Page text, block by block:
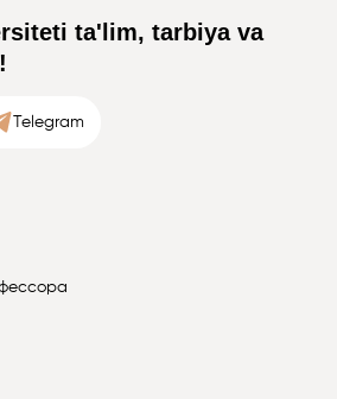
ta'lim, tarbiya va
Telegram